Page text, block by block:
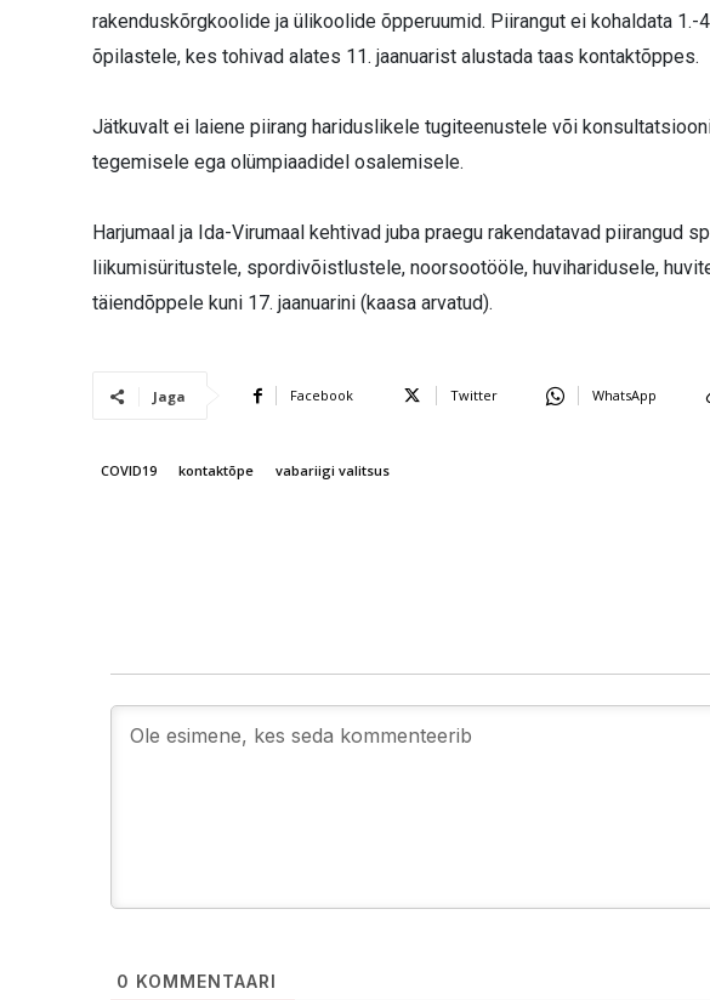
rakenduskõrgkoolide ja ülikoolide õpperuumid. Piirangut ei kohaldata
õpilastele, kes tohivad alates 11. jaanuarist alustada taas kontaktõppes.
Jätkuvalt ei laiene piirang hariduslikele tugiteenustele või
tegemisele ega olümpiaadidel osalemisele.
Harjumaal ja Ida-Virumaal kehtivad juba praegu rakendatavad piirangud
liikumisüritustele, spordivõistlustele, noorsootööle, huviharidusele,
täiendõppele kuni 17. jaanuarini (kaasa arvatud).
Jaga Facebook Twitter WhatsApp
COVID19 kontaktõpe vabariigi valitsus
0 KOMMENTAARI